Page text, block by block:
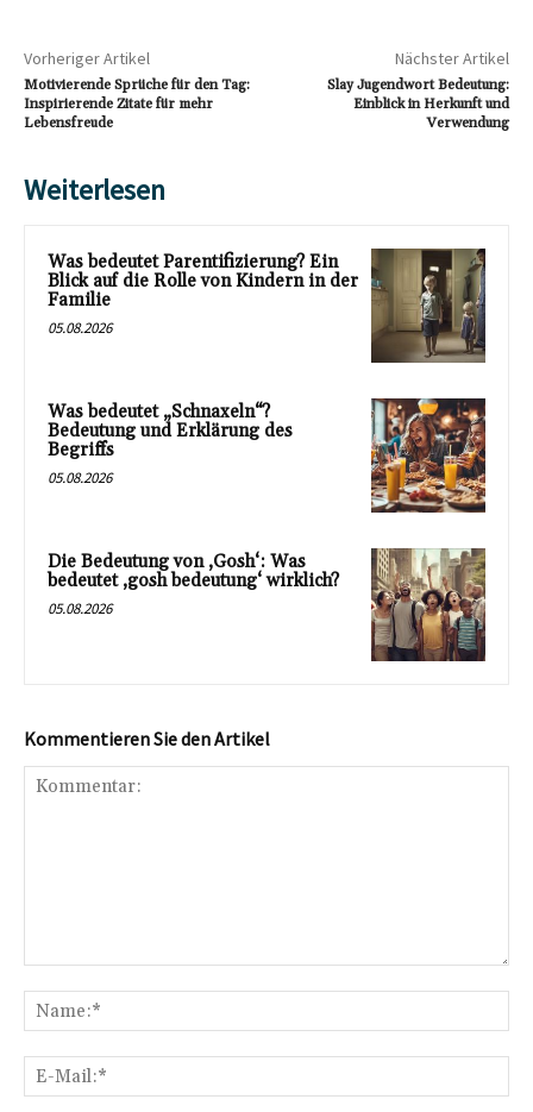
Vorheriger Artikel
Motivierende Sprüche für den Tag:
Inspirierende Zitate für mehr
Lebensfreude
Nächster Artikel
Slay Jugendwort Bedeutung:
Einblick in Herkunft und
Verwendung
Weiterlesen
Was bedeutet Parentifizierung? Ein
Blick auf die Rolle von Kindern in der
Familie
05.08.2026
Was bedeutet „Schnaxeln“?
Bedeutung und Erklärung des
Begriffs
05.08.2026
Die Bedeutung von ‚Gosh‘: Was
bedeutet ‚gosh bedeutung‘ wirklich?
05.08.2026
Kommentieren Sie den Artikel